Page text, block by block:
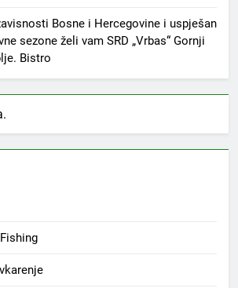
Bosne i Hercegovine i uspješan
sezone želi vam SRD „Vrbas“ Gornji
Bistro